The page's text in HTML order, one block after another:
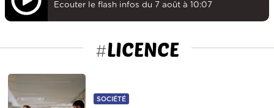
Ecouter le flash infos du 7 août à 10:07
#LICENCE
SOCIÉTÉ